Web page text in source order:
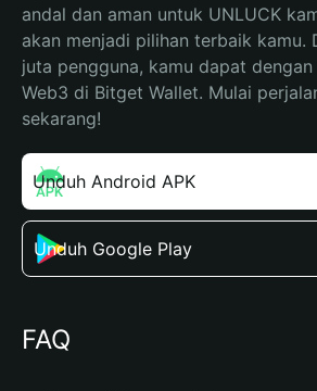
andal dan aman untuk UNLUCK
akan menjadi pilihan terbaik kamu.
juta pengguna, kamu dapat
Web3 di Bitget Wallet. Mulai
sekarang!
Unduh Android APK
Unduh Google Play
FAQ